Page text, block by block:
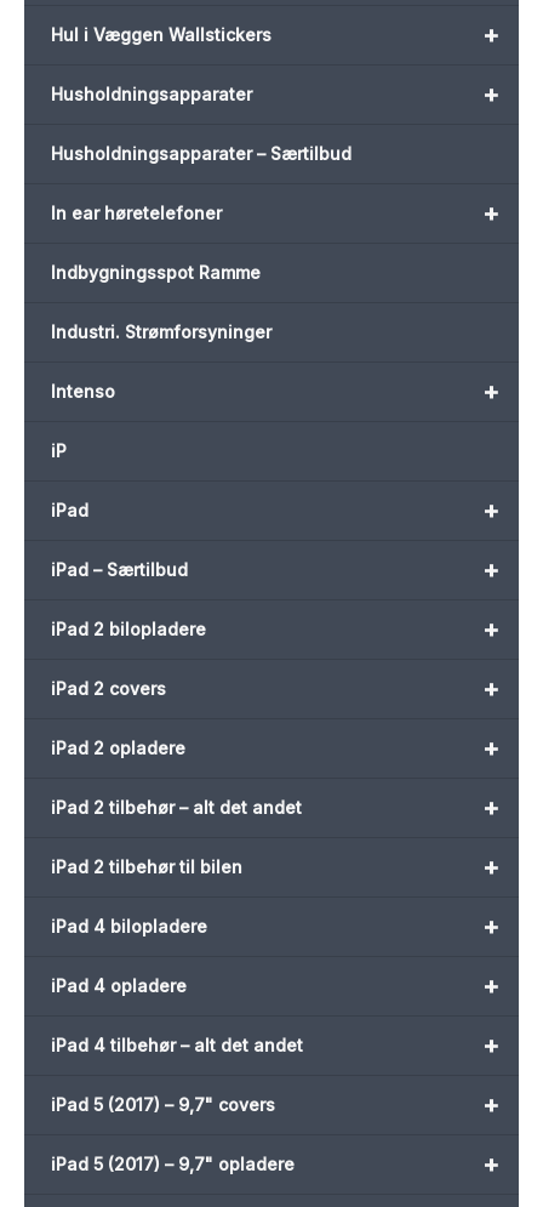
+
Hul i Væggen Wallstickers
+
Husholdningsapparater
Husholdningsapparater – Særtilbud
+
In ear høretelefoner
Indbygningsspot Ramme
Industri. Strømforsyninger
+
Intenso
iP
+
iPad
+
iPad – Særtilbud
+
iPad 2 bilopladere
+
iPad 2 covers
+
iPad 2 opladere
+
iPad 2 tilbehør – alt det andet
+
iPad 2 tilbehør til bilen
+
iPad 4 bilopladere
+
iPad 4 opladere
+
iPad 4 tilbehør – alt det andet
+
iPad 5 (2017) – 9,7" covers
+
iPad 5 (2017) – 9,7" opladere